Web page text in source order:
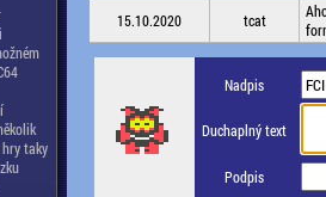
taky
15.10.2020 tcat
Nadpis
Duchaplný text
Podpis